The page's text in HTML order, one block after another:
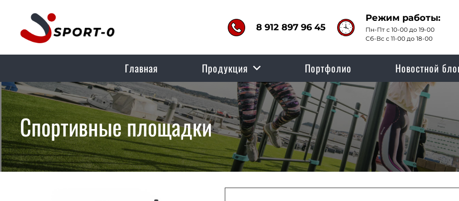
8 912 897 96 45
Режим работы:
Пн-Пт с 10-00 до 19-00
Сб-Вс с 11-00 до 18-00
Главная Продукция Портфолио Новостной
Спортивные площадки